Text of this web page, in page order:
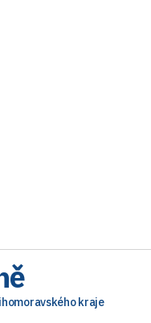
kraje